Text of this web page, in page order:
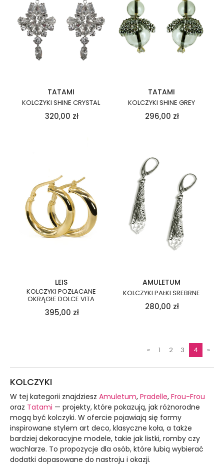
TATAMI
KOLCZYKI SHINE CRYSTAL
320,00 zł
TATAMI
KOLCZYKI SHINE GREY
296,00 zł
LEIS
KOLCZYKI POZŁACANE
OKRĄGŁE DOLCE VITA
395,00 zł
AMULETUM
KOLCZYKI PAŁKI SREBRNE
280,00 zł
« 1 2 3 4 »
KOLCZYKI
W tej kategorii znajdziesz Amuletum, Pradelle, Frou-Frou
oraz Tatami — projekty, które pokazują, jak różnorodne
mogą być kolczyki. W ofercie pojawiają się formy
inspirowane stylem art deco, klasyczne koła, a także
bardziej dekoracyjne modele, takie jak listki, romby czy
wachlarze. To propozycje dla osób, które lubią wybierać
dodatki dopasowane do nastroju i okazji.